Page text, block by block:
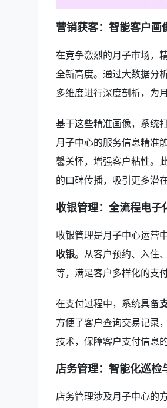
营销获客：智能客户画
在竞争激烈的月子市场，
全新高度。通过大数据分
多维度进行深度剖析，为
基于这些精准画像，系统
月子中心的服务信息精准
馨关怀，增强客户粘性。
的口碑传播，吸引更多潜
收银管理：全流程电子
收银管理是月子中心运营
收银。从客户预约、入住
等，满足客户多样化的支付
在支付过程中，系统具备
方便了客户查询交易记录
技术，保障客户支付信息
店务管理：智能化巡检
店务管理涉及月子中心的